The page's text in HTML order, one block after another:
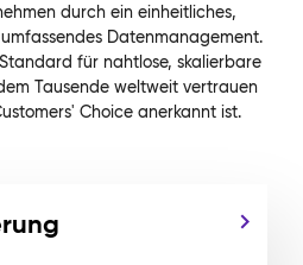
durch ein einheitliches,
Datenmanagement.
für nahtlose, skalierbare
Tausende weltweit vertrauen
Choice anerkannt ist.